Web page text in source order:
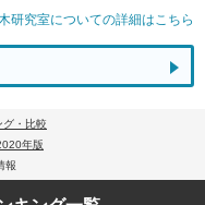
研究室についての詳細はこちら
グ・比較
年版
報